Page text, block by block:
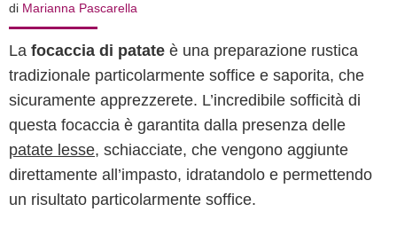
di Marianna Pascarella
La focaccia di patate è una preparazione rustica
tradizionale particolarmente soffice e saporita, che
sicuramente apprezzerete. L’incredibile sofficità di
questa focaccia è garantita dalla presenza delle
patate lesse, schiacciate, che vengono aggiunte
direttamente all’impasto, idratandolo e permettendo
un risultato particolarmente soffice.